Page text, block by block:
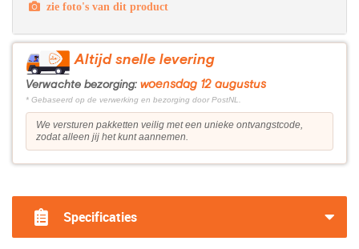
zie foto's van dit product
Altijd snelle levering
Verwachte bezorging: woensdag 12 augustus
* Gebaseerd op de verwerking en bezorging door PostNL.
We versturen pakketten veilig met een unieke ontvangstcode,
zodat alleen jij het kunt aannemen.
Specificaties